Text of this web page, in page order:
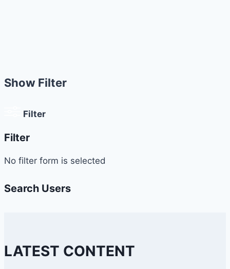
Show Filter
Filter
Filter
No filter form is selected
Search Users
LATEST CONTENT